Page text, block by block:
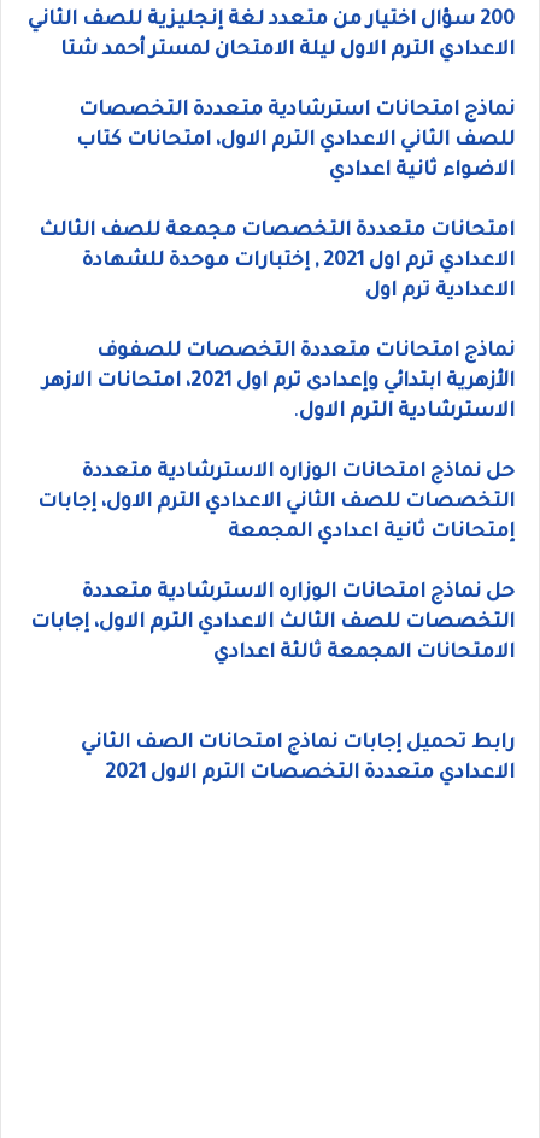
200 سؤال اختيار من متعدد لغة إنجليزية للصف الثاني
الاعدادي الترم الاول ليلة الامتحان لمستر أحمد شتا
نماذج امتحانات استرشادية متعددة التخصصات
للصف الثاني الاعدادي الترم الاول، امتحانات كتاب
الاضواء ثانية اعدادي
امتحانات متعددة التخصصات مجمعة للصف الثالث
الاعدادي ترم اول 2021 , إختبارات موحدة للشهادة
الاعدادية ترم اول
نماذج امتحانات متعددة التخصصات للصفوف
الأزهرية ابتدائي وإعدادى ترم اول 2021، امتحانات الازهر
الاسترشادية الترم الاول.
حل نماذج امتحانات الوزاره الاسترشادية متعددة
التخصصات للصف الثاني الاعدادي الترم الاول، إجابات
إمتحانات ثانية اعدادي المجمعة
حل نماذج امتحانات الوزاره الاسترشادية متعددة
التخصصات للصف الثالث الاعدادي الترم الاول، إجابات
الامتحانات المجمعة ثالثة اعدادي
رابط تحميل إجابات نماذج امتحانات الصف الثاني
الاعدادي متعددة التخصصات الترم الاول 2021